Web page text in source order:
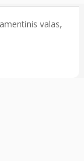
valas,